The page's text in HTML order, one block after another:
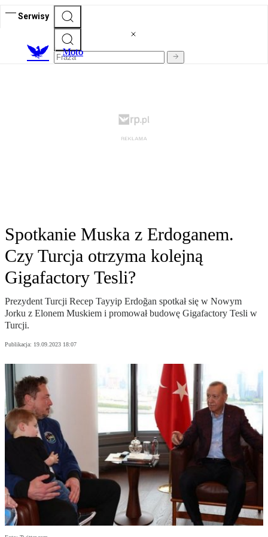
Serwisy
Moto
Spotkanie Muska z Erdoganem.
Czy Turcja otrzyma kolejną
Gigafactory Tesli?
Prezydent Turcji Recep Tayyip Erdoğan spotkał się w Nowym
Jorku z Elonem Muskiem i promował budowę Gigafactory Tesli w
Turcji.
Publikacja: 19.09.2023 18:07